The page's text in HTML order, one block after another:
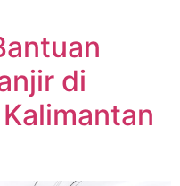
di